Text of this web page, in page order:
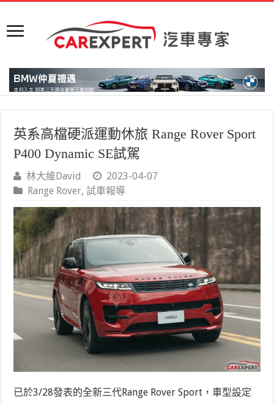
英系高檔硬派運動休旅 Range Rover Sport
P400 Dynamic SE試駕
林大維David
2023-04-07
Range Rover,試車報導
已於3/28發表的全新三代Range Rover Sport，車型設定